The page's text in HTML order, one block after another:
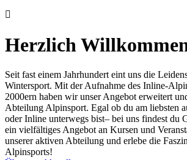
Herzlich
Seit fast einem Jahrhundert eint uns die
Wintersport. Mit der Aufnahme des Inline-
2000ern haben wir unser Angebot erweitert
Abteilung Alpinsport. Egal ob du am liebsten
oder Inline unterwegs bist– bei uns findest du
ein vielfältiges Angebot an Kursen und
unserer aktiven Abteilung und erlebe die
Alpinsports!